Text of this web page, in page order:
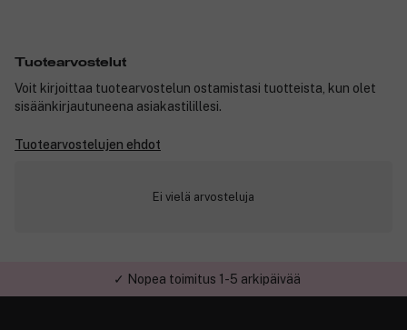
Tuotearvostelut
Voit kirjoittaa tuotearvostelun ostamistasi tuotteista, kun olet
sisäänkirjautuneena asiakastilillesi.
Tuotearvostelujen ehdot
Ei vielä arvosteluja
✓ Nopea toimitus 1-5 arkipäivää